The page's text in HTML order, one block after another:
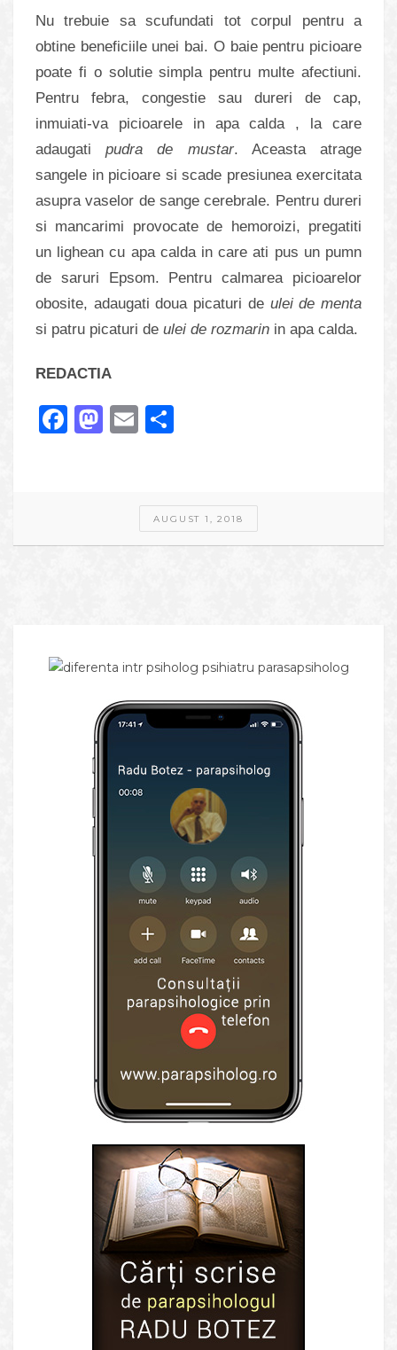
Nu trebuie sa scufundati tot corpul pentru a
obtine beneficiile unei bai. O baie pentru picioare
poate fi o solutie simpla pentru multe afectiuni.
Pentru febra, congestie sau dureri de cap,
inmuiati-va picioarele in apa calda , la care
adaugatipudra de mustar. Aceasta atrage
sangele in picioare si scade presiunea exercitata
asupra vaselor de sange cerebrale. Pentru dureri
si mancarimi provocate de hemoroizi, pregatiti
un lighean cu apa calda in care ati pus un pumn
de saruri Epsom. Pentru calmarea picioarelor
obosite, adaugati doua picaturi de ulei de menta
si patru picaturi de ulei de rozmarin in apa calda.
REDACTIA
Facebook
Mastodon
Email
AUGUST 1, 2018